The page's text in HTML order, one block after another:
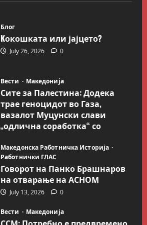
Блог
Kокошката или јајцето?
July 26, 2026 0
Вести Македонија
Сите за Палестина: Додека
трае геноцидот во Газа,
вазалот Муцунски слави
„одлична соработка“ со
July 18, 2026 0
Македонска Работничка Историја
Работнички ГЛАС
Говорот на Панко Брашнаров
на отварање на АСНОМ
July 13, 2026 0
Вести Македонија